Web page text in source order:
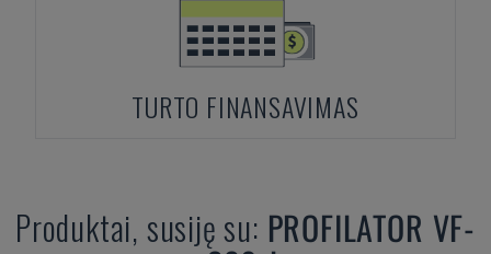
TURTO FINANSAVIMAS
Produktai, susiję su: PROFILATOR VF-